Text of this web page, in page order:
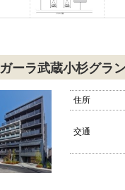
ガーラ武蔵小杉グラ
住所
交通